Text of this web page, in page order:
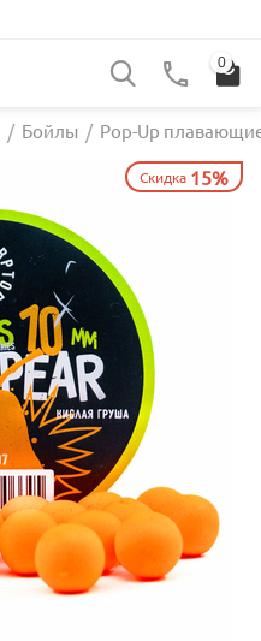
0
/ Бойлы / Pop-Up
Скидка 15%